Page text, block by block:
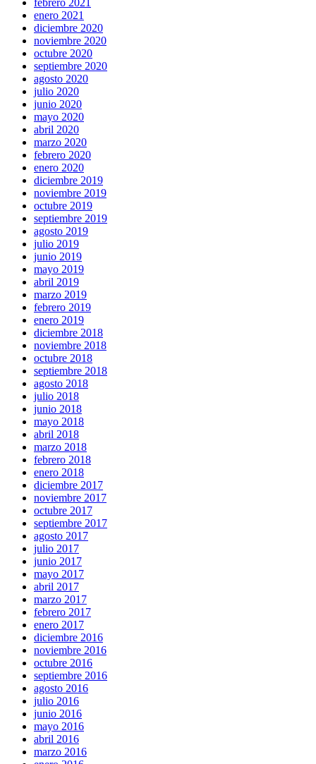
enero 2021
diciembre 2020
noviembre 2020
octubre 2020
septiembre 2020
agosto 2020
julio 2020
junio 2020
mayo 2020
abril 2020
marzo 2020
febrero 2020
enero 2020
diciembre 2019
noviembre 2019
octubre 2019
septiembre 2019
agosto 2019
julio 2019
junio 2019
mayo 2019
abril 2019
marzo 2019
febrero 2019
enero 2019
diciembre 2018
noviembre 2018
octubre 2018
septiembre 2018
agosto 2018
julio 2018
junio 2018
mayo 2018
abril 2018
marzo 2018
febrero 2018
enero 2018
diciembre 2017
noviembre 2017
octubre 2017
septiembre 2017
agosto 2017
julio 2017
junio 2017
mayo 2017
abril 2017
marzo 2017
febrero 2017
enero 2017
diciembre 2016
noviembre 2016
octubre 2016
septiembre 2016
agosto 2016
julio 2016
junio 2016
mayo 2016
abril 2016
marzo 2016